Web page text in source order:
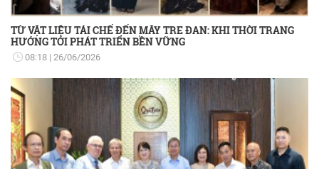
TỪ VẬT LIỆU TÁI CHẾ ĐẾN MÂY TRE ĐAN: KHI THỜI TRANG
HƯỚNG TỚI PHÁT TRIỂN BỀN VỮNG
08:18 26/06/2026